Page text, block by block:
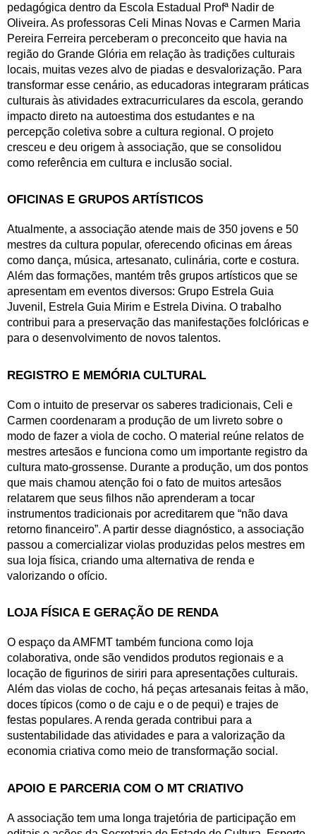
pedagógica dentro da Escola Estadual Profª Nadir de
Oliveira. As professoras Celi Minas Novas e Carmen Maria
Pereira Ferreira perceberam o preconceito que havia na
região do Grande Glória em relação às tradições culturais
locais, muitas vezes alvo de piadas e desvalorização. Para
transformar esse cenário, as educadoras integraram práticas
culturais às atividades extracurriculares da escola, gerando
impacto direto na autoestima dos estudantes e na
percepção coletiva sobre a cultura regional. O projeto
cresceu e deu origem à associação, que se consolidou
como referência em cultura e inclusão social.
OFICINAS E GRUPOS ARTÍSTICOS
Atualmente, a associação atende mais de 350 jovens e 50
mestres da cultura popular, oferecendo oficinas em áreas
como dança, música, artesanato, culinária, corte e costura.
Além das formações, mantém três grupos artísticos que se
apresentam em eventos diversos: Grupo Estrela Guia
Juvenil, Estrela Guia Mirim e Estrela Divina. O trabalho
contribui para a preservação das manifestações folclóricas e
para o desenvolvimento de novos talentos.
REGISTRO E MEMÓRIA CULTURAL
Com o intuito de preservar os saberes tradicionais, Celi e
Carmen coordenaram a produção de um livreto sobre o
modo de fazer a viola de cocho. O material reúne relatos de
mestres artesãos e funciona como um importante registro da
cultura mato-grossense. Durante a produção, um dos pontos
que mais chamou atenção foi o fato de muitos artesãos
relatarem que seus filhos não aprenderam a tocar
instrumentos tradicionais por acreditarem que “não dava
retorno financeiro”. A partir desse diagnóstico, a associação
passou a comercializar violas produzidas pelos mestres em
sua loja física, criando uma alternativa de renda e
valorizando o ofício.
LOJA FÍSICA E GERAÇÃO DE RENDA
O espaço da AMFMT também funciona como loja
colaborativa, onde são vendidos produtos regionais e a
locação de figurinos de siriri para apresentações culturais.
Além das violas de cocho, há peças artesanais feitas à mão,
doces típicos (como o de caju e o de pequi) e trajes de
festas populares. A renda gerada contribui para a
sustentabilidade das atividades e para a valorização da
economia criativa como meio de transformação social.
APOIO E PARCERIA COM O MT CRIATIVO
A associação tem uma longa trajetória de participação em